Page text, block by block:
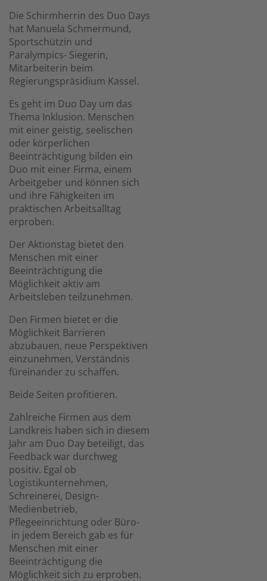
Die Schirmherrin des Duo Days
hat Manuela Schmermund,
Sportschützin und
Paralympics- Siegerin,
Mitarbeiterin beim
Regierungspräsidium Kassel.
Es geht im Duo Day um das
Thema Inklusion. Menschen
mit einer geistig, seelischen
oder körperlichen
Beeinträchtigung bilden ein
Duo mit einer Firma, einem
Arbeitgeber und können sich
und ihre Fähigkeiten im
praktischen Arbeitsalltag
erproben.
Der Aktionstag bietet den
Menschen mit einer
Beeinträchtigung die
Möglichkeit aktiv am
Arbeitsleben teilzunehmen.
Den Firmen bietet er die
Möglichkeit Barrieren
abzubauen, neue Perspektiven
einzunehmen, Verständnis
füreinander zu schaffen.
Beide Seiten profitieren.
Zahlreiche Firmen aus dem
Landkreis haben sich in diesem
Jahr am Duo Day beteiligt, das
Feedback war durchweg
positiv. Egal ob
Logistikunternehmen,
Schreinerei, Design-
Medienbetrieb,
Pflegeeinrichtung oder Büro-
in jedem Bereich gab es für
Menschen mit einer
Beeinträchtigung die
Möglichkeit sich zu erproben.